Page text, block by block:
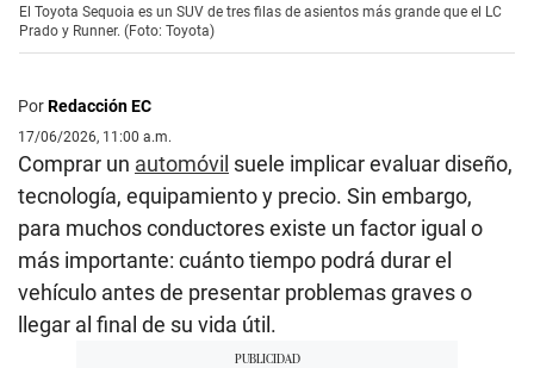
El Toyota Sequoia es un SUV de tres filas de asientos más grande que el LC
Prado y Runner. (Foto: Toyota)
PorRedacción EC
17/06/2026, 11:00 a.m.
Comprar un automóvil suele implicar evaluar diseño,
tecnología, equipamiento y precio. Sin embargo,
para muchos conductores existe un factor igual o
más importante: cuánto tiempo podrá durar el
vehículo antes de presentar problemas graves o
llegar al final de su vida útil.